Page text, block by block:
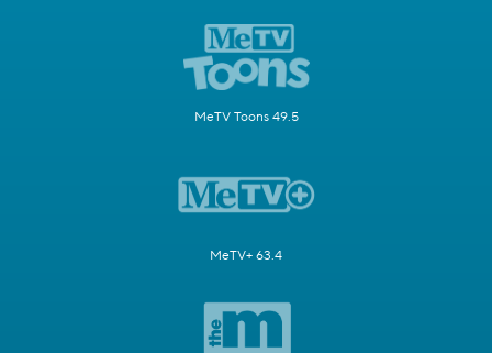
MeTV Toons 49.5
MeTV+ 63.4